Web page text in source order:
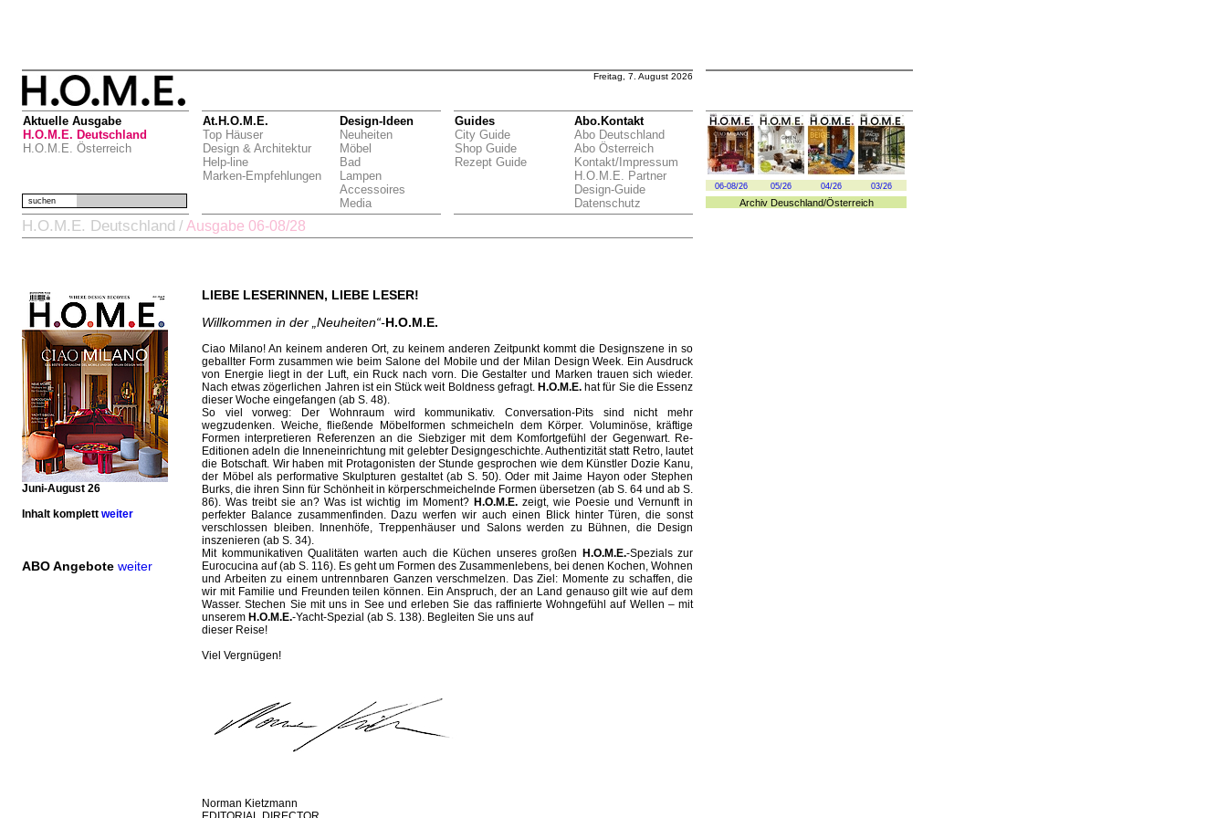
Freitag, 7. August 2026
Aktuelle Ausgabe
H.O.M.E. Deutschland
H.O.M.E. Österreich
At.H.O.M.E.
Top Häuser
Design & Architektur
Help-line
Marken-Empfehlungen
Design-Ideen
Neuheiten
Möbel
Bad
Lampen
Accessoires
Media
Guides
City Guide
Shop Guide
Rezept Guide
Abo.Kontakt
Abo Deutschland
Abo Österreich
Kontakt/Impressum
H.O.M.E. Partner
Design-Guide
Datenschutz
06-08/26 05/26 04/26 03/26
Archiv Deuschland/Österreich
suchen
H.O.M.E. Deutschland / Ausgabe 06-08/28
Juni-August 26
Inhalt komplett weiter
ABO Angebote weiter
LIEBE LESERINNEN, LIEBE LESER!
Willkommen in der „Neuheiten“-H.O.M.E.
Ciao Milano! An keinem anderen Ort, zu keinem anderen Zeitpunkt kommt die Designszene in so
geballter Form zusammen wie beim Salone del Mobile und der Milan Design Week. Ein Ausdruck
von Energie liegt in der Luft, ein Ruck nach vorn. Die Gestalter und Marken trauen sich wieder.
Nach etwas zögerlichen Jahren ist ein Stück weit Boldness gefragt. H.O.M.E. hat für Sie die Essenz
dieser Woche eingefangen (ab S. 48).
So viel vorweg: Der Wohnraum wird kommunikativ. Conversation-Pits sind nicht mehr
wegzudenken. Weiche, fließende Möbelformen schmeicheln dem Körper. Voluminöse, kräftige
Formen interpretieren Referenzen an die Siebziger mit dem Komfortgefühl der Gegenwart. Re-
Editionen adeln die Inneneinrichtung mit gelebter Designgeschichte. Authentizität statt Retro, lautet
die Botschaft. Wir haben mit Protagonisten der Stunde gesprochen wie dem Künstler Dozie Kanu,
der Möbel als performative Skulpturen gestaltet (ab S. 50). Oder mit Jaime Hayon oder Stephen
Burks, die ihren Sinn für Schönheit in körperschmeichelnde Formen übersetzen (ab S. 64 und ab S.
86). Was treibt sie an? Was ist wichtig im Moment? H.O.M.E.zeigt, wie Poesie und Vernunft in
perfekter Balance zusammenfinden. Dazu werfen wir auch einen Blick hinter Türen, die sonst
verschlossen bleiben. Innenhöfe, Treppenhäuser und Salons werden zu Bühnen, die Design
inszenieren (ab S. 34).
Mit kommunikativen Qualitäten warten auch die Küchen unseres großen
H.O.M.E.-Spezials zur
Eurocucina auf (ab S. 116). Es geht um Formen des Zusammenlebens, bei denen Kochen, Wohnen
und Arbeiten zu einem untrennbaren Ganzen verschmelzen. Das Ziel: Momente zu schaffen, die
wir mit Familie und Freunden teilen können. Ein Anspruch, der an Land genauso gilt wie auf dem
Wasser. Stechen Sie mit uns in See und erleben Sie das raffinierte Wohngefühl auf Wellen – mit
unserem H.O.M.E.-Yacht-Spezial (ab S. 138). Begleiten Sie uns auf
dieser Reise!
Viel Vergnügen!
Norman Kietzmann